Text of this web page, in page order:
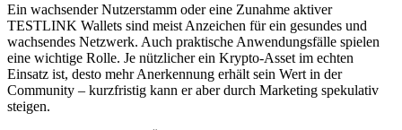
Ein wachsender Nutzerstamm oder eine Zunahme aktiver
TESTLINK Wallets sind meist Anzeichen für ein gesundes und
wachsendes Netzwerk. Auch praktische Anwendungsfälle spielen
eine wichtige Rolle. Je nützlicher ein Krypto-Asset im echten
Einsatz ist, desto mehr Anerkennung erhält sein Wert in der
Community – kurzfristig kann er aber durch Marketing spekulativ
steigen.